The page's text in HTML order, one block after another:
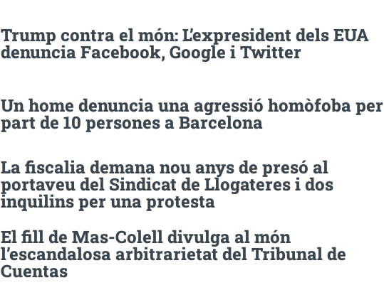
Trump contra el món: L’expresident dels EUA
denuncia Facebook, Google i Twitter
Un home denuncia una agressió homòfoba per
part de 10 persones a Barcelona
La fiscalia demana nou anys de presó al
portaveu del Sindicat de Llogateres i dos
inquilins per una protesta
El fill de Mas-Colell divulga al món
l’escandalosa arbitrarietat del Tribunal de
Cuentas